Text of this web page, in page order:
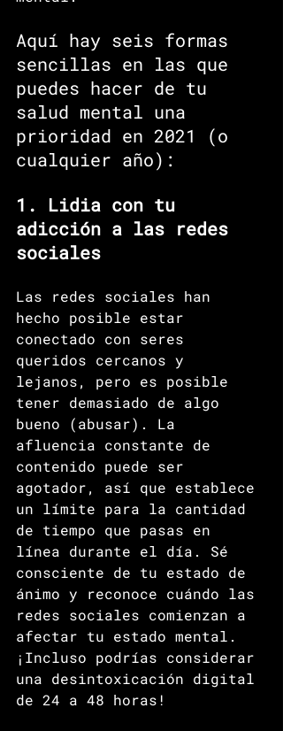
Aquí hay seis formas
sencillas en las que
puedes hacer de tu
salud mental una
prioridad en 2021 (o
cualquier año):
1. Lidia con tu
adicción a las redes
sociales
Las redes sociales han
hecho posible estar
conectado con seres
queridos cercanos y
lejanos, pero es posible
tener demasiado de algo
bueno (abusar). La
afluencia constante de
contenido puede ser
agotador, así que establece
un límite para la cantidad
de tiempo que pasas en
línea durante el día. Sé
consciente de tu estado de
ánimo y reconoce cuándo las
redes sociales comienzan a
afectar tu estado mental.
¡Incluso podrías considerar
una desintoxicación digital
de 24 a 48 horas!